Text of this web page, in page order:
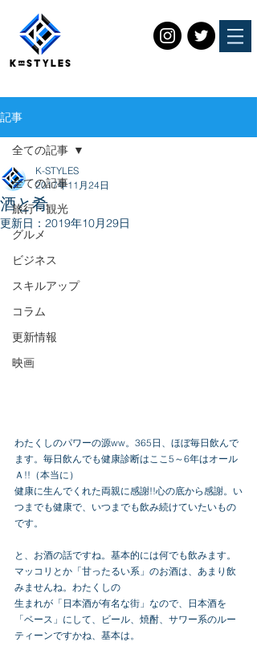
記事
全ての記事
旅行・観光
グルメ
ビジネス
スキルアップ
コラム
更新情報
映画
全ての記事
酒と肴
K-STYLES
2017年11月24日
更新日： 2019年10月29日
わたくしのパワーの源ww。365日、ほぼ毎日飲んで
ます。毎日飲んでも健康診断はここ5～6年はオール
Ａ!!（本当に）
健康に生んでくれた両親に感謝!!心の底から感謝。い
つまでも健康で、いつまでも飲み続けていたいもの
です。
と、お酒の話ですね。基本的には何でも飲みます。
マッコリとか「甘ったるい系」のお酒は、あまり飲
みませんね。わたくしの
生まれが「日本酒が有名な街」なので、日本酒を
「ベース」にして、ビール、焼酎、サワー系のルー
ティーンですかね、基本は。